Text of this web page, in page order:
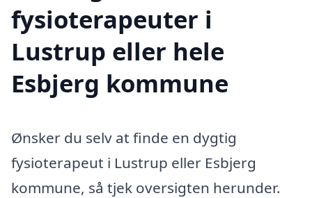
fysioterapeuter i
Lustrup eller hele
Esbjerg kommune
Ønsker du selv at finde en dygtig
fysioterapeut i Lustrup eller Esbjerg
kommune, så tjek oversigten herunder.